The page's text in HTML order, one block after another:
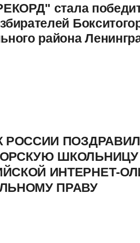
стала
района
РОССИИ
ИНТЕРНЕТ-
ПРАВУ